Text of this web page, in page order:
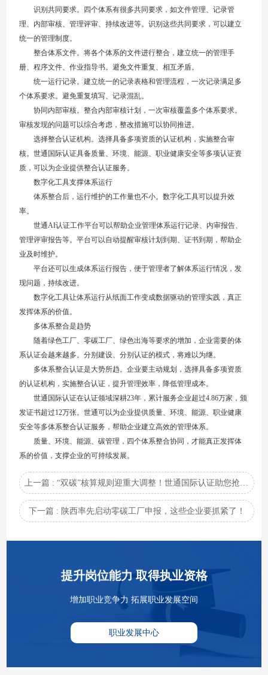
识别共同要求。四个体系有很多共同要求，如文件管理、记录管
理、内部审核、管理评审、持续改进等。识别这些共同要求，可以建立
统一的管理制度。
整合体系文件。将各个体系的文件进行整合，建立统一的管理手
册、程序文件、作业指导书。避免文件重复、相互矛盾。
统一运行记录。建立统一的记录表格和管理流程，一次记录满足多
个体系要求。避免重复填写、记录混乱。
协同内部审核。整合内部审核计划，一次审核覆盖多个体系要求。
审核发现的问题可以综合考虑，整改措施可以协同推进。
选择整合认证机构。选择具备多项资质的认证机构，实施整合审
核。世通国际认证具备质量、环境、能源、职业健康安全等多项认证资
质，可以为企业提供整合认证服务。
数字化工具支撑体系运行
体系整合后，运行维护的工作量也不小。数字化工具可以提升效
率。
世通AI认证工作平台可以帮助企业管理体系运行记录、内审报告、
管理评审报告等。平台可以自动提醒审核计划到期、证书到期，帮助企
业及时维护。
平台还可以生成体系运行报告，便于管理者了解体系运行情况，发
现问题，持续改进。
数字化工具让体系运行从纸面工作变成数据驱动的管理实践，真正
发挥体系的价值。
多体系整合是趋势
随着绿色工厂、零碳工厂、绿色出海等要求的增加，企业需要的体
系认证会越来越多。分别建设、分别认证的模式，将难以为继。
多体系整合认证是大势所趋。企业要主动规划，选择具备多项资质
的认证机构，实施整合认证，提升管理效率，降低管理成本。
世通国际认证在认证领域深耕23年，累计服务企业超过4.86万家，颁
发证书超过12万张。世通可以为企业提供质量、环境、能源、职业健康
安全等多体系整合认证服务，帮助企业建立高效的管理体系。
质量、环境、能源、碳管理，四个体系整合协同，才能真正发挥体
系的价值，支撑企业的可持续发展。
下一篇 : 陕西率先启动零碳工厂申报，这些企业要抓紧了！
提升岗位能力 取得执业资格
增加职业竞争力 拓展职业发展空间
职业发展中心